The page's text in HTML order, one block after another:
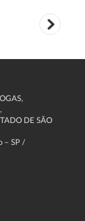
DE SÃO
– SP /